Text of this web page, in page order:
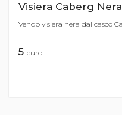
Visiera Caberg Nera
Vendo visiera nera dal casco
5 euro